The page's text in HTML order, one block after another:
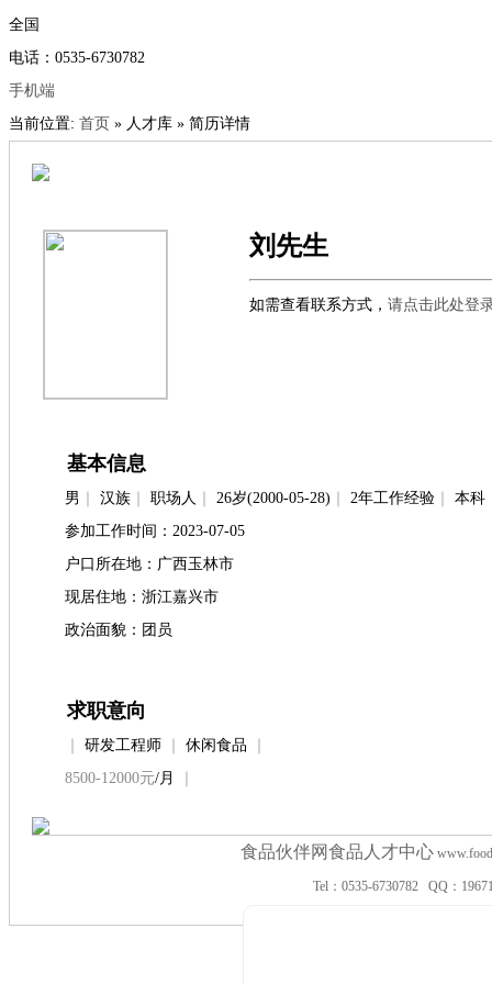
全国
电话：0535-6730782
手机端
当前位置: 首页 » 人才库 » 简历详情
刘先生
如需查看联系方式， 请点击此处登
基本信息
男 汉族 职场人 26岁(2000-05-28) 2年工作经验 本科
参加工作时间：2023-07-05
户口所在地：广西玉林市
现居住地：浙江嘉兴市
政治面貌：团员
求职意向
研发工程师 休闲食品
8500-12000元/月
食品伙伴网食品人才中心
Tel：0535-6730782 QQ：